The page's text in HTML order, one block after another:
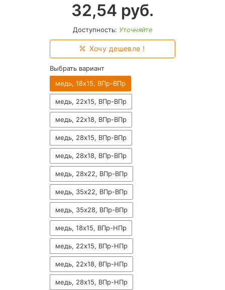
32,54 руб.
Доступность: Уточняйте
Хочу дешевле !
Выбрать вариант
медь, 18х15, ВПр-ВПр
медь, 22х15, ВПр-ВПр
медь, 22х18, ВПр-ВПр
медь, 28х15, ВПр-ВПр
медь, 28х18, ВПр-ВПр
медь, 28х22, ВПр-ВПр
медь, 35х22, ВПр-ВПр
медь, 35х28, ВПр-ВПр
медь, 18х15, ВПр-НПр
медь, 22х15, ВПр-НПр
медь, 22х18, ВПр-НПр
медь, 28х15, ВПр-НПр